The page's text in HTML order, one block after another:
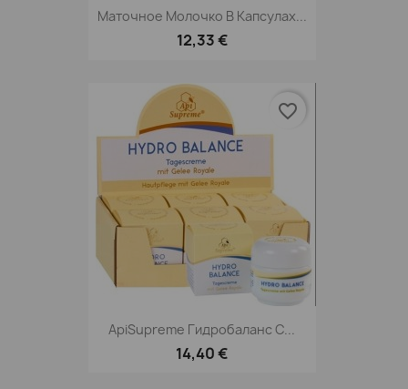
Маточное Молочко В Капсулах...
12,33 €
ApiSupreme Гидробаланс С...
14,40 €
favorite_border